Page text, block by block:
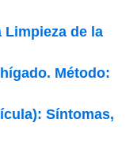
Limpieza de la
Método:
Síntomas,